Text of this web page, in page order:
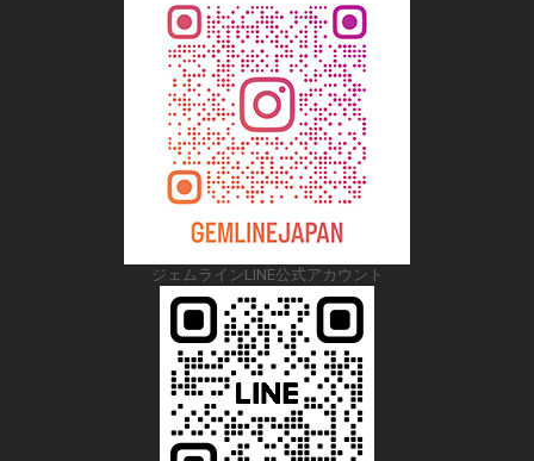
ジェムラインLINE公式アカウント